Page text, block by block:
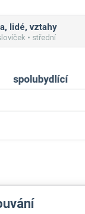
lidé, vztahy
• střední